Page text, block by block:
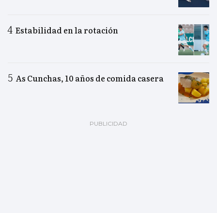
Estabilidad en la rotación
As Cunchas, 10 años de comida casera